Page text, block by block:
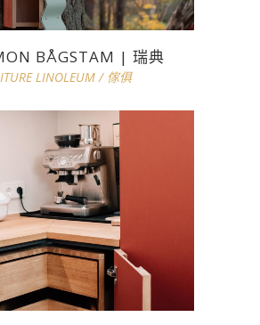
BÅGSTAM | 瑞典
LINOLEUM/ 傢俱